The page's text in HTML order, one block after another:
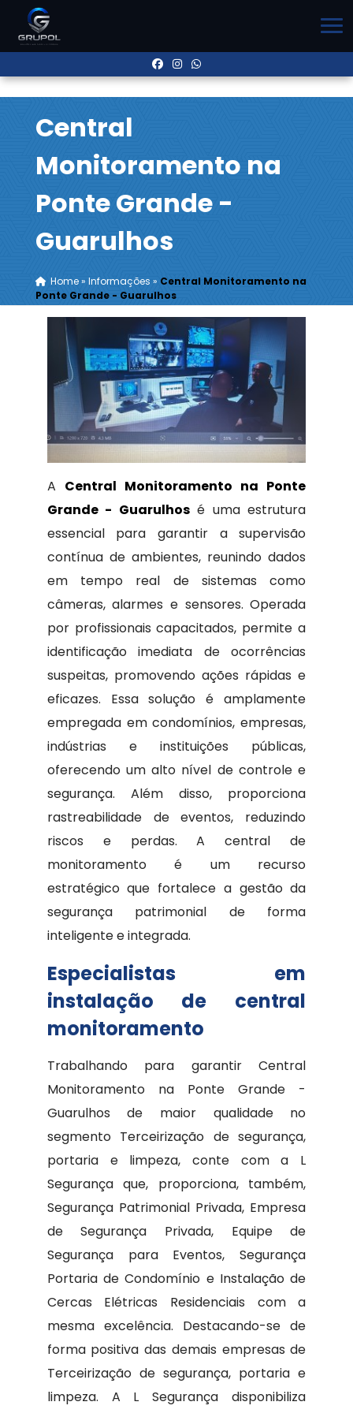
Central
Monitoramento na
Ponte Grande -
Guarulhos
Home» Informações » Central Monitoramento na
Ponte Grande - Guarulhos
A Central Monitoramento na Ponte
Grande - Guarulhosé uma estrutura
essencial para garantir a supervisão
contínua de ambientes, reunindo dados
em tempo real de sistemas como
câmeras, alarmes e sensores. Operada
por profissionais capacitados, permite a
identificação imediata de ocorrências
suspeitas, promovendo ações rápidas e
eficazes. Essa solução é amplamente
empregada em condomínios, empresas,
indústrias e instituições públicas,
oferecendo um alto nível de controle e
segurança. Além disso, proporciona
rastreabilidade de eventos, reduzindo
riscos e perdas. A central de
monitoramento é um recurso
estratégico que fortalece a gestão da
segurança patrimonial de forma
inteligente e integrada.
Especialistas em
instalação de central
monitoramento
Trabalhando para garantir Central
Monitoramento na Ponte Grande -
Guarulhos de maior qualidade no
segmento Terceirização de segurança,
portaria e limpeza, conte com a L
Segurança que, proporciona, também,
Segurança Patrimonial Privada, Empresa
de Segurança Privada, Equipe de
Segurança para Eventos, Segurança
Portaria de Condomínio e Instalação de
Cercas Elétricas Residenciais com a
mesma excelência. Destacando-se de
forma positiva das demais empresas de
Terceirização de segurança, portaria e
limpeza. A L Segurança disponibiliza